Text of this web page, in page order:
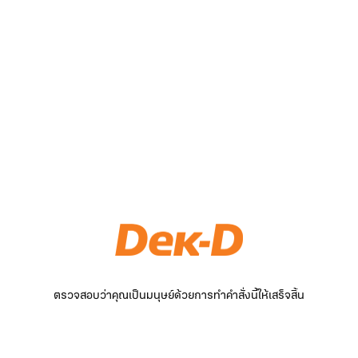
ตรวจสอบว่าคุณเป็นมนุษย์ด้วยการทำคำสั่งนี้ให้เสร็จสิ้น